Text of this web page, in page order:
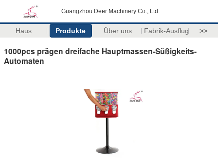
Guangzhou Deer Machinery Co., Ltd.
Haus Produkte Über uns Fabrik-Ausflug >>
1000pcs prägen dreifache Hauptmassen-Süßigkeits-
Automaten